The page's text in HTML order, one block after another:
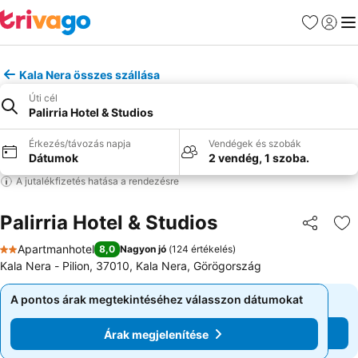
Kedvencek
Kala Nera összes szállása
Úti cél
Palirria Hotel & Studios
Érkezés/távozás napja
Dátumok
Vendégek és szobák
2 vendég, 1 szoba.
A jutalékfizetés hatása a rendezésre
Palirria Hotel & Studios
2 Kategória
Apartmanhotel 8,0 Nagyon jó (124 értékelés)
Kala Nera - Pilion, 37010, Kala Nera, Görögország
A pontos árak megtekintéséhez válasszon dátumokat
Árak megjelenítése
A pontos árak megtekintéséhez válasszon dátumokat
Árak megjelenítése